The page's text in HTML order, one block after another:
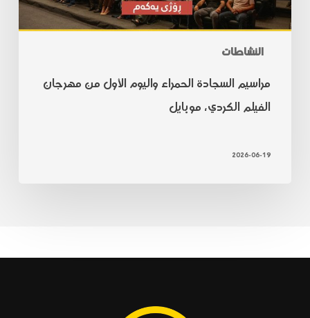
النشاطات
مراسيم السجادة الحمراء واليوم الأول من مهرجان
الفيلم الكردي، موبايل
2026-06-19